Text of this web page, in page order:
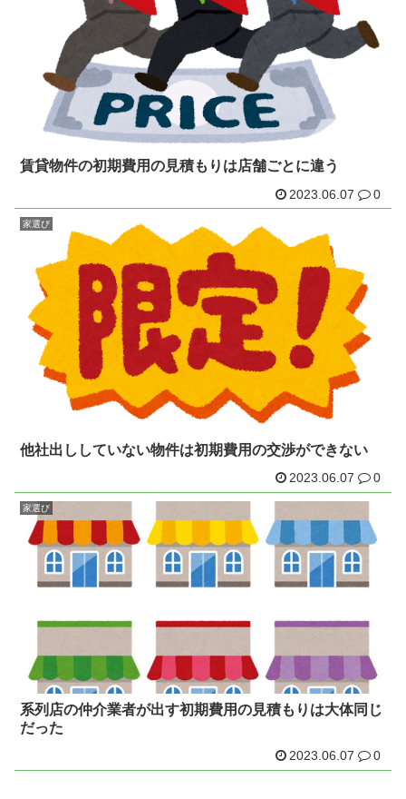
賃貸物件の初期費用の見積もりは店舗ごとに違う
2023.06.07 0
家選び
他社出ししていない物件は初期費用の交渉ができない
2023.06.07 0
家選び
系列店の仲介業者が出す初期費用の見積もりは大体同じ
だった
2023.06.07 0